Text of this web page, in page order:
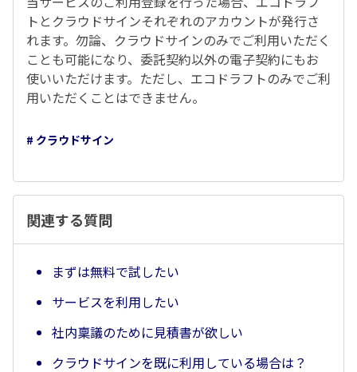
トとクラウドサインそれぞれのアカウントが発行さ
れます。勿論、クラウドサインのみでご利用いただく
ことも可能になり、委託契約以外の電子契約にもお
使いいただけます。ただし、エコドラフトのみでご利
用いただくことはできません。
# クラウドサイン
関連する質問
まずは無料で試したい
サービスを利用したい
社内稟議のために見積書が欲しい
クラウドサインを既に利用している場合は？